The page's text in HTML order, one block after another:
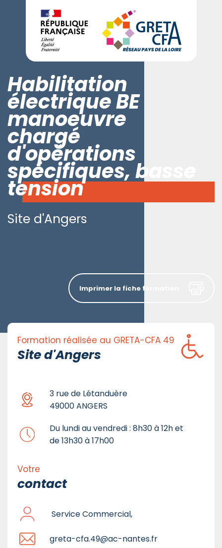
Habilitation
électrique BE
manoeuvre
chargé
d'opérations
spécifiques, basse
tension
Site d'Angers
Formation réalisée au GRETA-CFA 49
Site d'Angers
3 rue de Létanduère
49000 ANGERS
Du lundi au vendredi : 8h30 à 12h et
de 13h30 à 17h00
Votre
contact
Service Commercial,
greta-cfa.49@ac-nantes.fr
Imprimer la fiche formation